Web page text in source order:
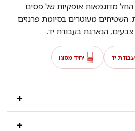
החל מדוגמאות אופקיות של פסים
השטיחים מעוטרים בסיומת פרנזים
הנארגת בעבודת יד.
יד יחיד מסוגו